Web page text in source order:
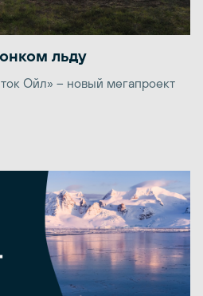
льду
Ойл» – новый мегапроект